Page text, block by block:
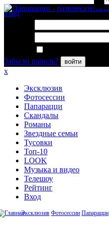
вход
Забыли пароль?
войти
x
Эксклюзив
Фотосессии
Папарацци
Скандалы
Романы
Звездные семьи
Тусовки
Топ-10
LOOK
Музыка и видео
Телешоу
Рейтинг
Вход
Эксклюзив Фотосессии Папарацци